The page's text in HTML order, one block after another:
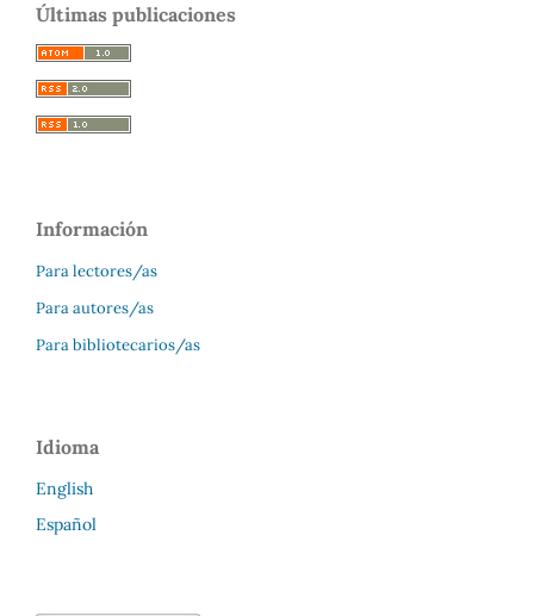
Últimas publicaciones
Información
Para lectores/as
Para autores/as
Para bibliotecarios/as
Idioma
English
Español